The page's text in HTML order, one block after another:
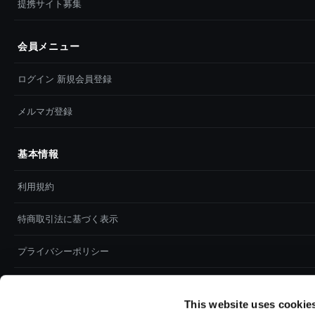
This website uses
提携サイト募集
会員メニュー
ログイン 新規会員登録
メルマガ登録
基本情報
利用規約
特商取引法に基づく表示
プライバシーポリシー